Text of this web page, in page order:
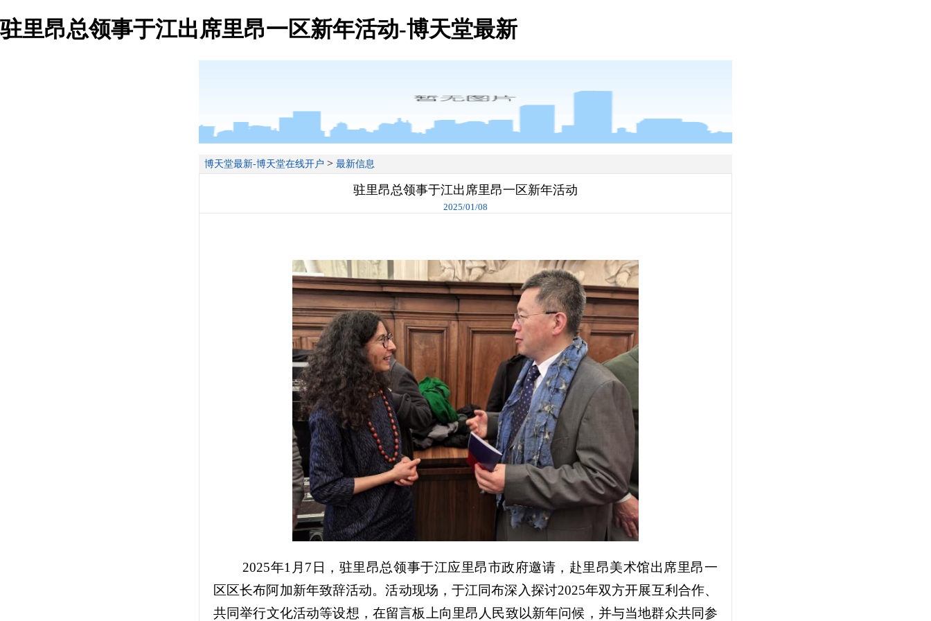
驻里昂总领事于江出席里昂一区新年活动-博天堂最新
博天堂最新-博天堂在线开户 > 最新信息
驻里昂总领事于江出席里昂一区新年活动
2025/01/08
2025年1月7日，驻里昂总领事于江应里昂市政府邀请，赴里昂美术馆出席里昂一
区区长布阿加新年致辞活动。活动现场，于江同布深入探讨2025年双方开展互利合作、
共同举行文化活动等设想，在留言板上向里昂人民致以新年问候，并与当地群众共同参